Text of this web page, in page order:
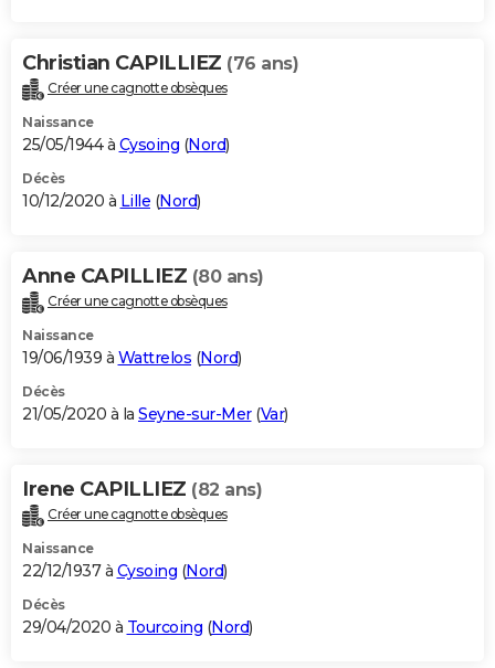
Christian CAPILLIEZ (76 ans)
Créer une cagnotte obsèques
Naissance
25/05/1944 à Cysoing (Nord)
Décès
10/12/2020 à Lille (Nord)
Anne CAPILLIEZ (80 ans)
Créer une cagnotte obsèques
Naissance
19/06/1939 à Wattrelos (Nord)
Décès
21/05/2020 à la Seyne-sur-Mer(Var)
Irene CAPILLIEZ (82 ans)
Créer une cagnotte obsèques
Naissance
22/12/1937 à Cysoing (Nord)
Décès
29/04/2020 à Tourcoing (Nord)